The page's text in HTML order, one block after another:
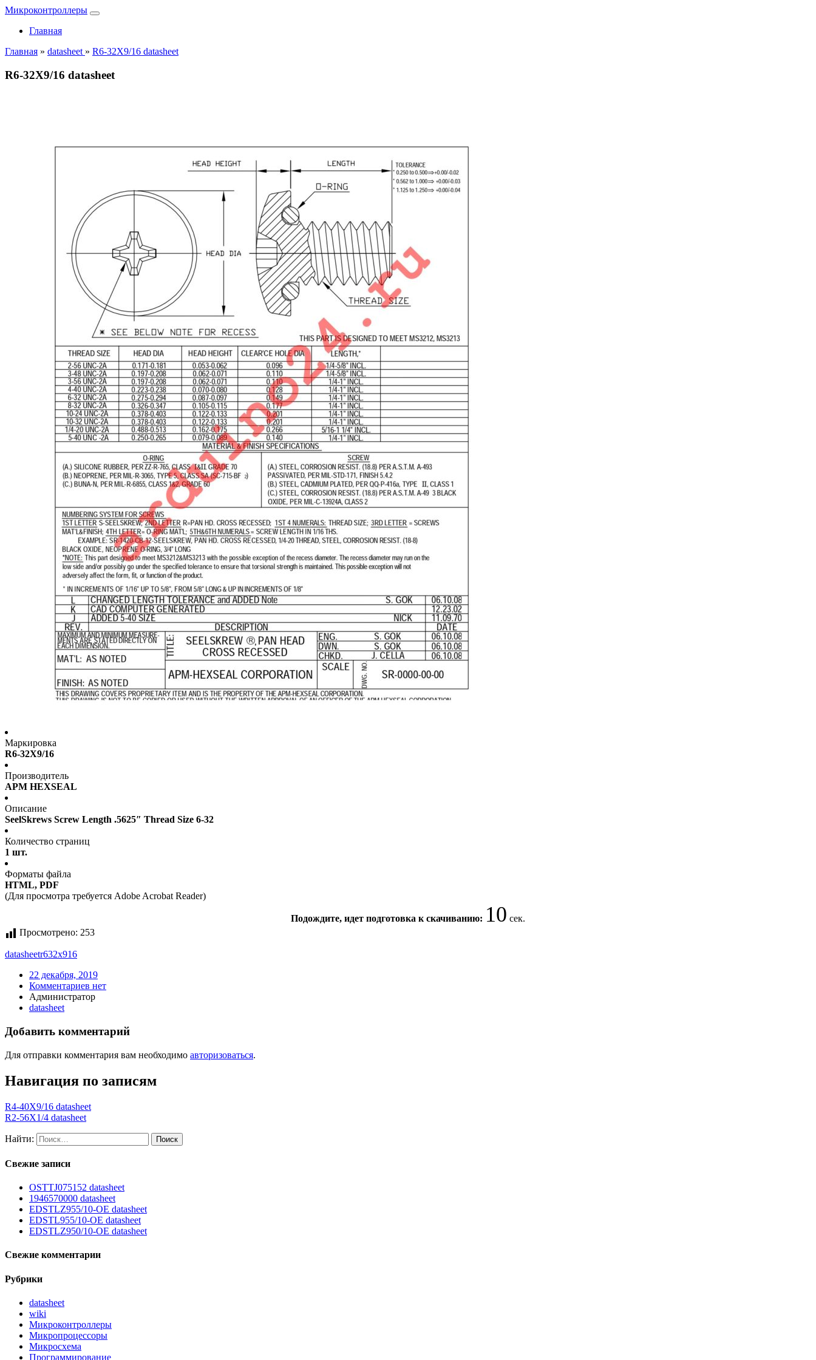
Микроконтроллеры
Главная
Главная » datasheet » R6-32X9/16 datasheet
R6-32X9/16 datasheet
Маркировка
R6-32X9/16
Производитель
APM HEXSEAL
Описание
SeelSkrews Screw Length .5625″ Thread Size 6-32
Количество страниц
1 шт.
Форматы файла
HTML, PDF
(Для просмотра требуется Adobe Acrobat Reader)
Подождите, идет подготовка к скачиванию: 10 сек.
Просмотрено: 253
datasheetr632x916
22 декабря, 2019
Комментариев нет
Администратор
datasheet
Добавить комментарий
Для отправки комментария вам необходимо авторизоваться.
Навигация по записям
R4-40X9/16 datasheet
R2-56X1/4 datasheet
Найти:
Свежие записи
OSTTJ075152 datasheet
1946570000 datasheet
EDSTLZ955/10-OE datasheet
EDSTL955/10-OE datasheet
EDSTLZ950/10-OE datasheet
Свежие комментарии
Рубрики
datasheet
wiki
Микроконтроллеры
Микропроцессоры
Микросхема
Программирование